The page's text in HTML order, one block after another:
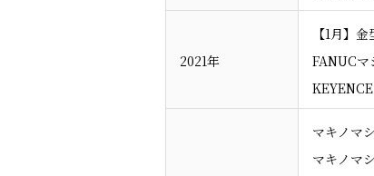
2021年
【1月】
FANUCマ
マキノマ
マキノマ